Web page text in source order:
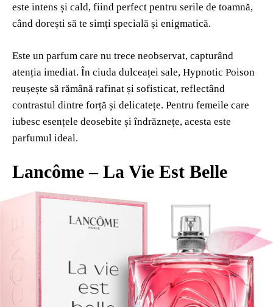
este intens și cald, fiind perfect pentru serile de toamnă,
când dorești să te simți specială și enigmatică.
Este un parfum care nu trece neobservat, capturând
atenția imediat. În ciuda dulceaței sale, Hypnotic Poison
reușește să rămână rafinat și sofisticat, reflectând
contrastul dintre forță și delicatețe. Pentru femeile care
iubesc esențele deosebite și îndrăznețe, acesta este
parfumul ideal.
Lancôme – La Vie Est Belle